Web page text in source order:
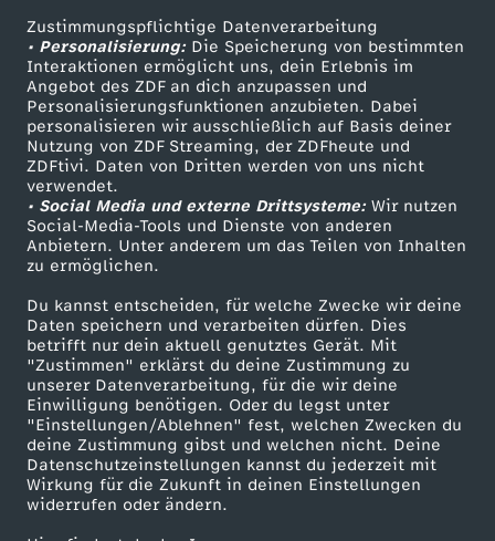
Zustimmungspflichtige Datenverarbeitung
• Personalisierung:Die Speicherung von bestimmten
Interaktionen ermöglicht uns, dein Erlebnis im
Angebot des ZDF an dich anzupassen und
Personalisierungsfunktionen anzubieten. Dabei
personalisieren wir ausschließlich auf Basis deiner
Nutzung von ZDF Streaming, der ZDFheute und
ZDFtivi. Daten von Dritten werden von uns nicht
verwendet.
• Social Media und externe Drittsysteme:Wir nutzen
Social-Media-Tools und Dienste von anderen
Anbietern. Unter anderem um das Teilen von Inhalten
zu ermöglichen.
Du kannst entscheiden, für welche Zwecke wir deine
Daten speichern und verarbeiten dürfen. Dies
betrifft nur dein aktuell genutztes Gerät. Mit
"Zustimmen" erklärst du deine Zustimmung zu
unserer Datenverarbeitung, für die wir deine
Einwilligung benötigen. Oder du legst unter
"Einstellungen/Ablehnen" fest, welchen Zwecken du
deine Zustimmung gibst und welchen nicht. Deine
Datenschutzeinstellungen kannst du jederzeit mit
Wirkung für die Zukunft in deinen Einstellungen
widerrufen oder ändern.
д
в
о
Livestreams
Sendungen A-Z
TV-Programm
Zuschauerservice
Hilfe
ZDF Unternehmen
Karriere
ZDF goes Schule
Werbefernsehen
Mainzelmännchen